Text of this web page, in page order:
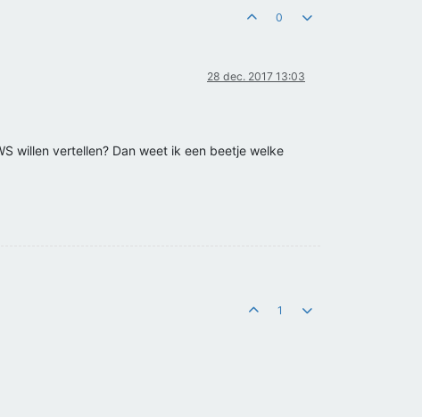
0
28 dec. 2017 13:03
willen vertellen? Dan weet ik een beetje welke
1